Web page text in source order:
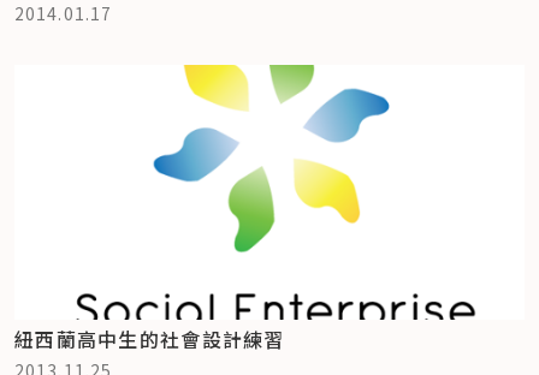
2014.01.17
紐西蘭高中生的社會設計練習